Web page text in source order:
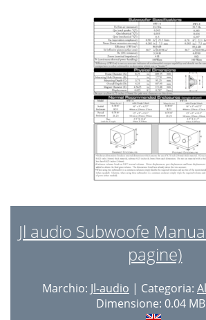
Jl audio Subwoofe
pagine)
Marchio: Jl-audio | Categoria:
Dimensione: 0.04